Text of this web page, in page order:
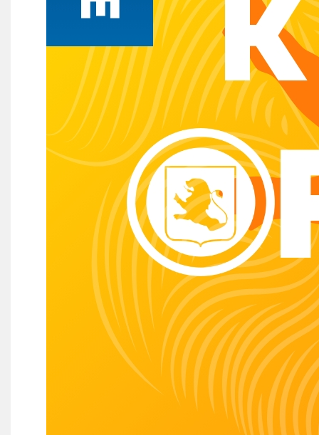
De gezonde sportkantine
Onze vrijwilligers en ereleden
Vertrouwenspersonen
Financieel contactpersoon
Wie doet wat
Ruimte reserveren/huren
VOLG ONS OP: